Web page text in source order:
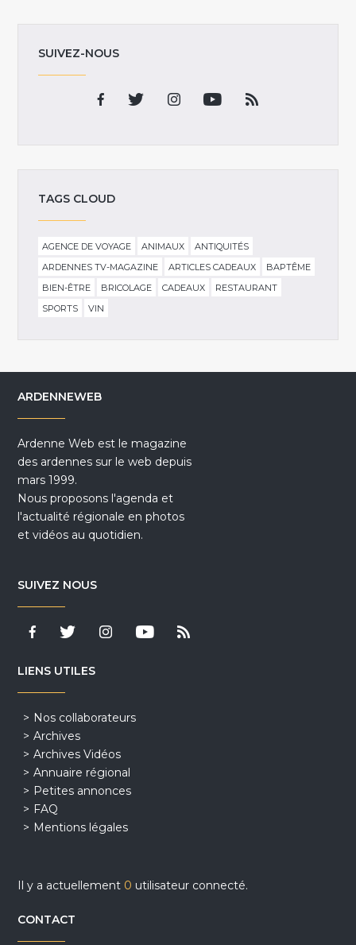
SUIVEZ-NOUS
TAGS CLOUD
AGENCE DE VOYAGE ANIMAUX
ANTIQUITÉS
ARDENNES TV-MAGAZINE
ARTICLES CADEAUX
BAPTÊME
BIEN-ÊTRE
BRICOLAGE CADEAUX
RESTAURANT
SPORTS
VIN
ARDENNEWEB
Ardenne Web est le magazine
des ardennes sur le web depuis
mars 1999.
Nous proposons l'agenda et
l'actualité régionale en photos
et vidéos au quotidien.
SUIVEZ NOUS
LIENS UTILES
Nos collaborateurs
Archives
Archives Vidéos
Annuaire régional
Petites annonces
FAQ
Mentions légales
Il y a actuellement 0 utilisateur connecté.
CONTACT